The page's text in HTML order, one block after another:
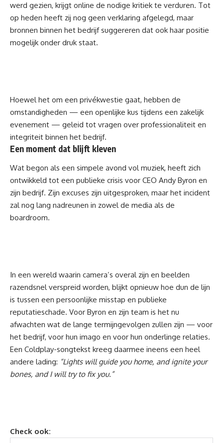
werd gezien, krijgt online de nodige kritiek te verduren. Tot
op heden heeft zij nog geen verklaring afgelegd, maar
bronnen binnen het bedrijf suggereren dat ook haar positie
mogelijk onder druk staat.
Hoewel het om een privékwestie gaat, hebben de
omstandigheden — een openlijke kus tijdens een zakelijk
evenement — geleid tot vragen over professionaliteit en
integriteit binnen het bedrijf.
Een moment dat blijft kleven
Wat begon als een simpele avond vol muziek, heeft zich
ontwikkeld tot een publieke crisis voor CEO Andy Byron en
zijn bedrijf. Zijn excuses zijn uitgesproken, maar het incident
zal nog lang nadreunen in zowel de media als de
boardroom.
In een wereld waarin camera’s overal zijn en beelden
razendsnel verspreid worden, blijkt opnieuw hoe dun de lijn
is tussen een persoonlijke misstap en publieke
reputatieschade. Voor Byron en zijn team is het nu
afwachten wat de lange termijngevolgen zullen zijn — voor
het bedrijf, voor hun imago en voor hun onderlinge relaties.
Een Coldplay-songtekst kreeg daarmee ineens een heel
andere lading: “Lights will guide you home, and ignite your
bones, and I will try to fix you.”
Check ook: